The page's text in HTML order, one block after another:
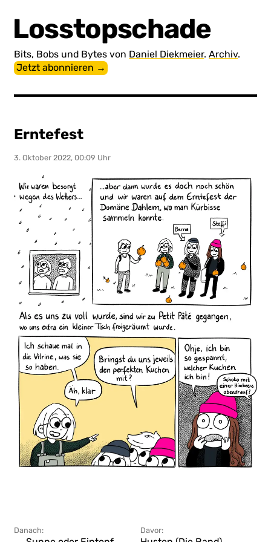
Losstopschade
Bits, Bobs und Bytes von Daniel Diekmeier.Archiv.
Jetzt abonnieren →
Erntefest
3. Oktober 2022, 00:09 Uhr
Danach: Davor: